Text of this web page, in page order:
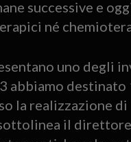
successive e
né
uno degli
abbiamo
la realizzazione
il direttore